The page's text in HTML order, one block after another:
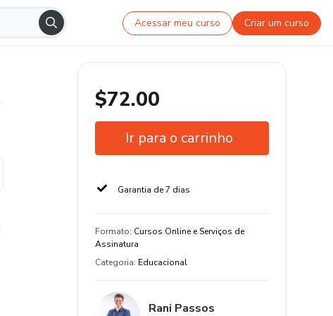
Acessar meu curso Criar um curso
$72.00
Ir para o carrinho
Garantia de 7 dias
Formato: Cursos Online e Serviços de
Assinatura
Categoria: Educacional
Rani Passos